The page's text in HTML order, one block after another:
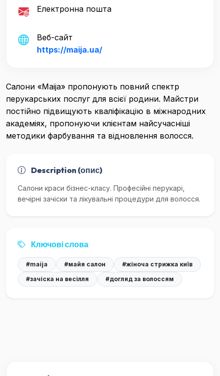
Електронна пошта
Веб-сайт
https://maija.ua/
Салони «Maija» пропонують повний спектр
перукарських послуг для всієї родини. Майстри
постійно підвищують кваліфікацію в міжнародних
академіях, пропонуючи клієнтам найсучасніші
методики фарбування та відновлення волосся.
Description (опис)
Салони краси бізнес-класу. Професійні перукарі,
вечірні зачіски та лікувальні процедури для волосся.
Ключові слова
#maija #майя салон
#жіноча стрижка київ
#зачіска на весілля
#догляд за волоссям